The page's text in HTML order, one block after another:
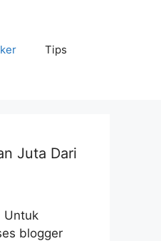
Tips
Juta Dari
Untuk
blogger